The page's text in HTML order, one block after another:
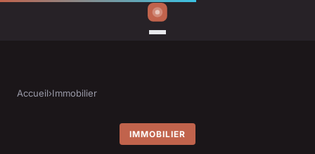
Accueil›Immobilier
IMMOBILIER